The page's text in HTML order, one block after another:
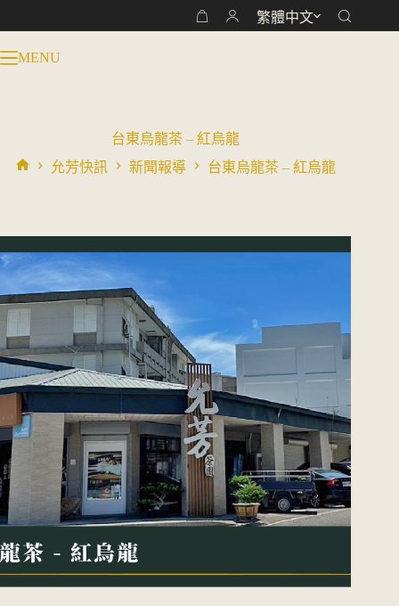
至
主
購
繁體中文
MENU
台東烏龍茶 – 紅烏龍
允芳快訊 新聞報導 台東烏龍茶 – 紅烏龍